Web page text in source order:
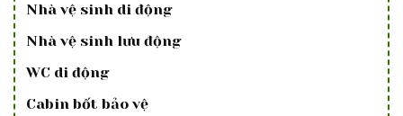
Nhà vệ sinh di động
Nhà vệ sinh lưu động
WC di động
Cabin bốt bảo vệ